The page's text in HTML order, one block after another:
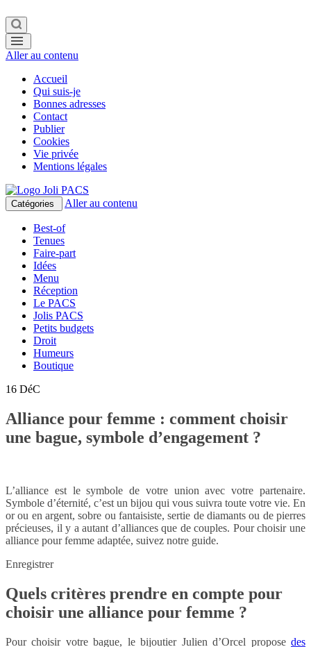
Aller au contenu
Accueil
Qui suis-je
Bonnes adresses
Contact
Publier
Cookies
Vie privée
Mentions légales
Catégories Aller au contenu
Best-of
Tenues
Faire-part
Idées
Menu
Réception
Le PACS
Jolis PACS
Petits budgets
Droit
Humeurs
Boutique
16 DéC
Alliance pour femme : comment choisir
une bague, symbole d’engagement ?
L’alliance est le symbole de votre union avec votre partenaire.
Symbole d’éternité, c’est un bijou qui vous suivra toute votre vie. En
or ou en argent, sobre ou fantaisiste, sertie de diamants ou de pierres
précieuses, il y a autant d’alliances que de couples. Pour choisir une
alliance pour femme adaptée, suivez notre guide.
Enregistrer
Quels critères prendre en compte pour
choisir une alliance pour femme ?
Pour choisir votre bague, le bijoutier Julien d’Orcel propose des